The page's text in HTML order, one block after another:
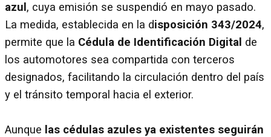
azul , cuya emisión se suspendió en mayo pasado.
La medida, establecida en la disposición 343/2024,
permite que la Cédula de Identificación Digital de
los automotores sea compartida con terceros
designados, facilitando la circulación dentro del país
y el tránsito temporal hacia el exterior.
Aunque las cédulas azules ya existentes seguirán